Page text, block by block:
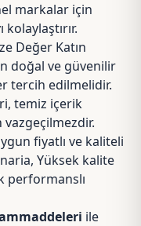
markalar için
Değer Katın
doğal ve güvenilir
tercih edilmelidir.
temiz içerik
vazgeçilmezdir.
fiyatlı ve kaliteli
Yüksek kalite
performanslı
ile